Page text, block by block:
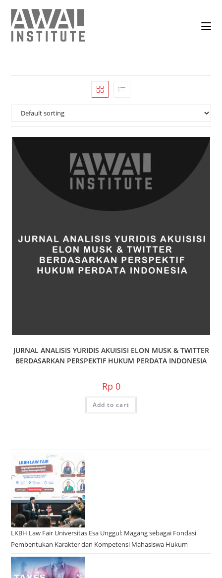
JURNAL ANALISIS YURIDIS AKUISISI ELON MUSK & TWITTER
BERDASARKAN PERSPEKTIF HUKUM PERDATA INDONESIA
Rp 0
Add to cart
LKBH Law Fair Universitas Esa Unggul: Magang sebagai Fondasi
Pembentukan Karakter dan Kompetensi Mahasiswa Hukum